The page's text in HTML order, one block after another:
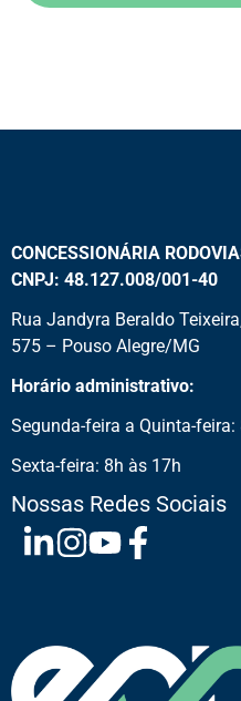
CONCESSIONÁRIA
CNPJ: 48.127.008/001-40
Rua Jandyra Beraldo
575 – Pouso Alegre/MG
Horário administrativo:
Segunda-feira a Quinta-feira:
Sexta-feira: 8h às 17h
Nossas Redes Sociais